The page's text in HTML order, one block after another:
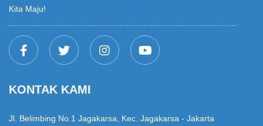
Kita Maju!
KONTAK KAMI
Jl. Belimbing No.1 Jagakarsa, Kec. Jagakarsa - Jakarta